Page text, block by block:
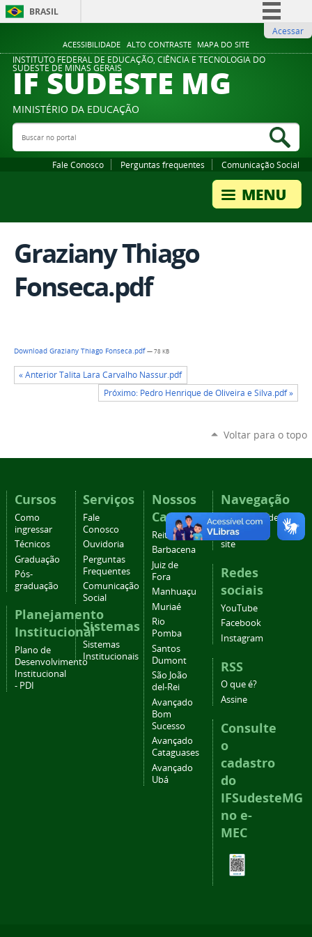
ACESSIBILIDADE ALTO CONTRASTE MAPA DO SITE
BRASIL
Comunica BR
Participe
Legislação
Acessar
INSTITUTO FEDERAL DE EDUCAÇÃO, CIÊNCIA E TECNOLOGIA DO
SUDESTE DE MINAS GERAIS
IF SUDESTE MG
MINISTÉRIO DA EDUCAÇÃO
Buscar no portal
Fale Conosco Perguntas frequentes Comunicação Social
Graziany Thiago
Fonseca.pdf
Download Graziany Thiago Fonseca.pdf— 78 KB
« Anterior Talita Lara Carvalho Nassur.pdf
Próximo: Pedro Henrique de Oliveira e Silva.pdf »
Voltar para o topo
Cursos
Como
ingressar
Técnicos
Graduação
Pós-
graduação
Planejamento
Institucional
Plano de
Desenvolvimento
Institucional
- PDI
Serviços
Fale
Conosco
Ouvidoria
Perguntas
Frequentes
Comunicação
Social
Sistemas
Sistemas
Institucionais
Nossos
Campi
Reitoria
Barbacena
Juiz de
Fora
Manhuaçu
Muriaé
Rio
Pomba
Santos
Dumont
São João
del-Rei
Avançado
Bom
Sucesso
Avançado
Cataguases
Avançado
Ubá
Navegação
Acessibilidade
Mapa do
site
Redes
sociais
YouTube
Facebook
Instagram
RSS
O que é?
Assine
Consulte
o
cadastro
do
IFSudesteMG
no e-
MEC